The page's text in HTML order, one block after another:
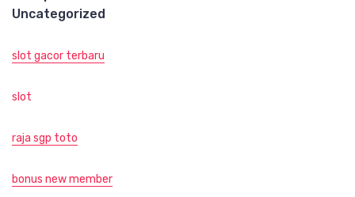
Uncategorized
slot gacor terbaru
slot
raja sgp toto
bonus new member